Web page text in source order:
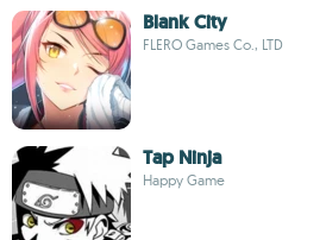
Blank City
FLERO Games Co., LTD
Tap Ninja
Happy Game